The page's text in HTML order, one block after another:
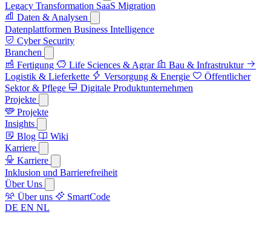
Legacy Transformation SaaS Migration
Daten & Analysen
Datenplattformen Business Intelligence
Cyber Security
Branchen
Fertigung
Life Sciences & Agrar
Bau & Infrastruktur
Logistik & Lieferkette
Versorgung & Energie
Öffentlicher
Sektor & Pflege
Digitale Produktunternehmen
Projekte
Projekte
Insights
Blog
Wiki
Karriere
Karriere
Inklusion und Barrierefreiheit
Über Uns
Über uns
SmartCode
DE EN NL